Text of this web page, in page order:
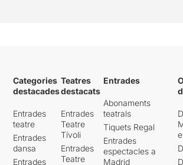
Categories
destacades
Entrades
teatre
Entrades
dansa
Entrades
Teatres
destacats
Entrades
Teatre
Tívoli
Entrades
Teatre
Entrades
Abonaments
teatrals
Tiquets Regal
Entrades
espectacles a
Madrid